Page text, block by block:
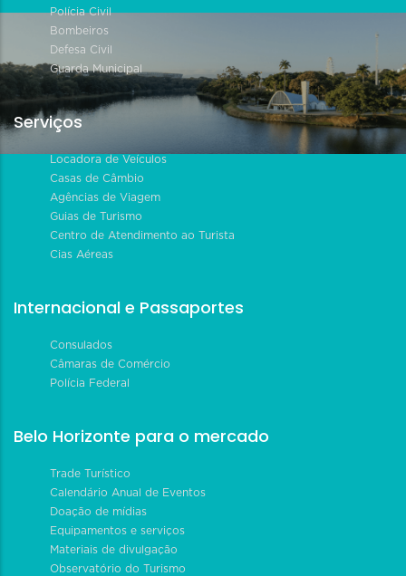
Polícia Civil
Bombeiros
Defesa Civil
Guarda Municipal
Serviços
Locadora de Veículos
Casas de Câmbio
Agências de Viagem
Guias de Turismo
Centro de Atendimento ao Turista
Cias Aéreas
Internacional e Passaportes
Consulados
Câmaras de Comércio
Polícia Federal
Belo Horizonte para o mercado
Trade Turístico
Calendário Anual de Eventos
Doação de mídias
Equipamentos e serviços
Materiais de divulgação
Observatório do Turismo